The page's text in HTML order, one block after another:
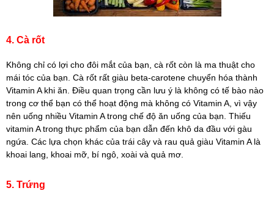
4. Cà rốt
Không chỉ có lợi cho đôi mắt của bạn, cà rốt còn là ma thuật cho
mái tóc của bạn. Cà rốt rất giàu beta-carotene chuyển hóa thành
Vitamin A khi ăn. Điều quan trọng cần lưu ý là không có tế bào nào
trong cơ thể bạn có thể hoạt động mà không có Vitamin A, vì vậy
nên uống nhiều Vitamin A trong chế độ ăn uống của bạn. Thiếu
vitamin A trong thực phẩm của bạn dẫn đến khô da đầu với gàu
ngứa. Các lựa chọn khác của trái cây và rau quả giàu Vitamin A là
khoai lang, khoai mỡ, bí ngô, xoài và quả mơ.
5. Trứng